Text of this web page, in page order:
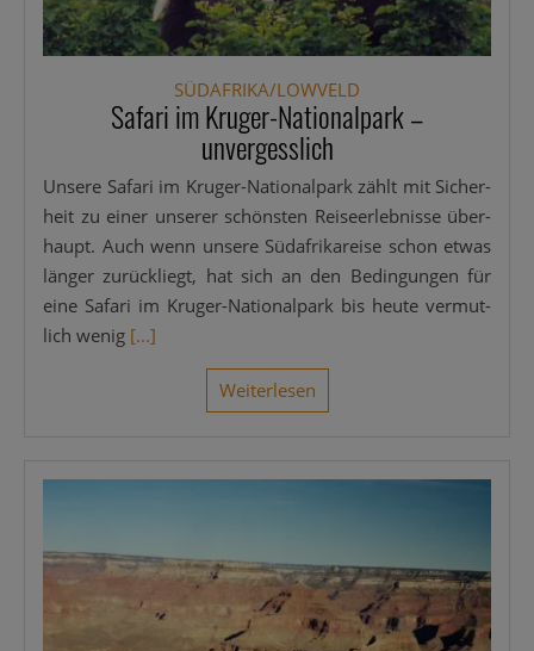
SÜDAFRIKA/LOWVELD
Safari im Kruger-Nationalpark –
unvergesslich
Unse­re Safa­ri im Kru­­ger-Natio­nal­­park zählt mit Sicher­
heit zu einer unse­rer schöns­ten Rei­se­er­leb­nis­se über­
haupt. Auch wenn unse­re Süd­afri­ka­rei­se schon etwas
län­ger zurück­liegt, hat sich an den Bedin­gun­gen für
eine Safa­ri im Kru­­ger-Natio­nal­­park bis heu­te ver­mut­
lich wenig [...]
Wei­ter­le­sen